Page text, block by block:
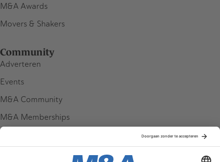
M&A Awards
Movers & Shakers
Community
Adverteren
Events
M&A Community
M&A Memberships